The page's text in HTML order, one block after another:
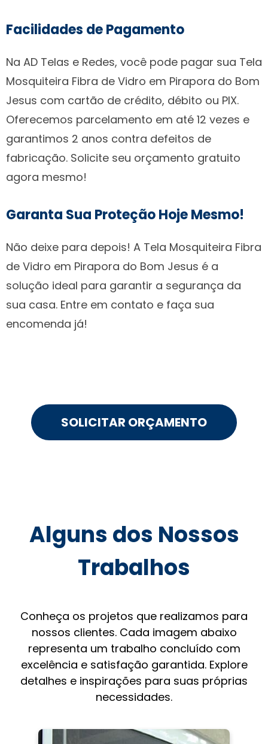
Facilidades de Pagamento
Na AD Telas e Redes, você pode pagar sua Tela
Mosquiteira Fibra de Vidro em Pirapora do Bom
Jesus com cartão de crédito, débito ou PIX.
Oferecemos parcelamento em até 12 vezes e
garantimos 2 anos contra defeitos de
fabricação. Solicite seu orçamento gratuito
agora mesmo!
Garanta Sua Proteção Hoje Mesmo!
Não deixe para depois! A Tela Mosquiteira Fibra
de Vidro em Pirapora do Bom Jesus é a
solução ideal para garantir a segurança da
sua casa. Entre em contato e faça sua
encomenda já!
SOLICITAR ORÇAMENTO
Alguns dos Nossos
Trabalhos
Conheça os projetos que realizamos para
nossos clientes. Cada imagem abaixo
representa um trabalho concluído com
excelência e satisfação garantida. Explore
detalhes e inspirações para suas próprias
necessidades.